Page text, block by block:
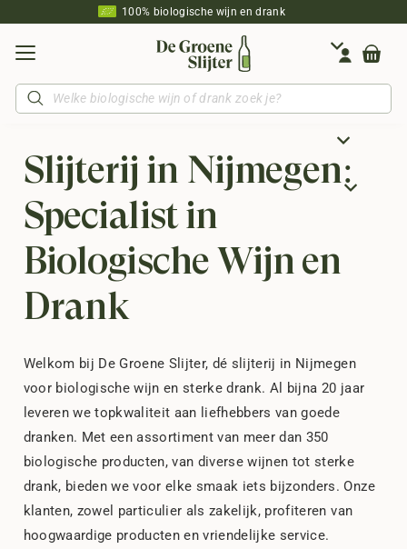
100% biologische wijn en drank
Producten
zoeken
Slijterij in Nijmegen:
Specialist in
Biologische Wijn en
Drank
Welkom bij De Groene Slijter, dé slijterij in Nijmegen
voor biologische wijn en sterke drank. Al bijna 20 jaar
leveren we topkwaliteit aan liefhebbers van goede
dranken. Met een assortiment van meer dan 350
biologische producten, van diverse wijnen tot sterke
drank, bieden we voor elke smaak iets bijzonders. Onze
klanten, zowel particulier als zakelijk, profiteren van
hoogwaardige producten en vriendelijke service.